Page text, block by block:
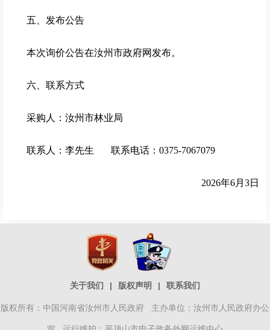
五、发布公告
本次询价公告在汝州市政府网发布。
六、联系方式
采购人：汝州市林业局
联系人：李先生 联系电话：0375-7067079
2026年6月3日
关于我们 | 版权声明 | 联系我们
版权所有：中国河南省汝州市人民政府 主办单位：汝州市人民政府办公